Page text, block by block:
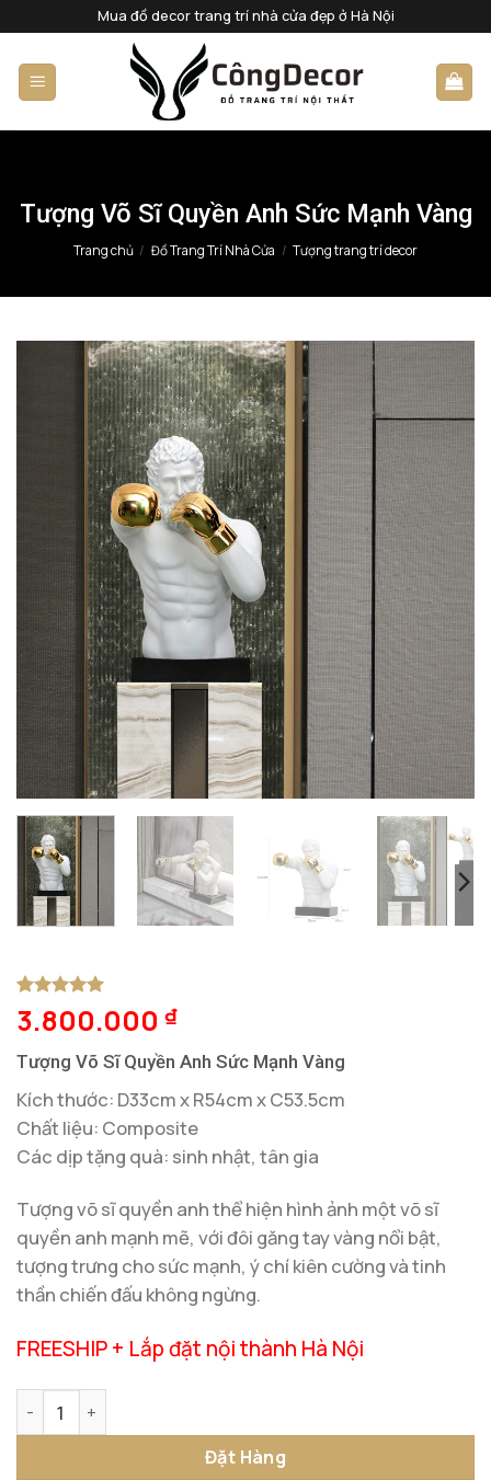
qua
nội
dung
Mua đồ decor trang trí nhà cửa đẹp ở Hà Nội
Tượng Võ Sĩ Quyền Anh Sức Mạnh Vàng
Trang chủ / Đồ Trang Trí Nhà Cửa / Tượng trang trí decor
5trên 5
dựa trên
1
3.800.000 ₫
Tượng Võ Sĩ Quyền Anh Sức Mạnh Vàng
Kích thước: D33cm x R54cm x C53.5cm
Chất liệu: Composite
Các dịp tặng quà: sinh nhật, tân gia
Tượng võ sĩ quyền anh thể hiện hình ảnh một võ sĩ
quyền anh mạnh mẽ, với đôi găng tay vàng nổi bật,
tượng trưng cho sức mạnh, ý chí kiên cường và tinh
thần chiến đấu không ngừng.
FREESHIP + Lắp đặt nội thành Hà Nội
Đặt Hàng